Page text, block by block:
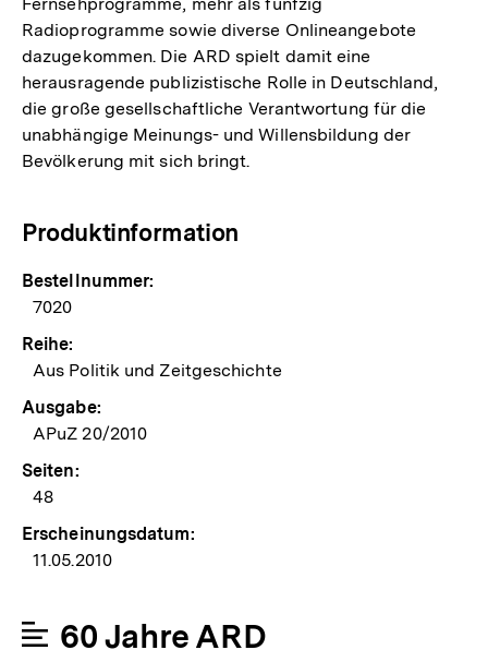
Fernsehprogramme, mehr als fünfzig
Radioprogramme sowie diverse Onlineangebote
dazugekommen. Die ARD spielt damit eine
herausragende publizistische Rolle in Deutschland,
die große gesellschaftliche Verantwortung für die
unabhängige Meinungs- und Willensbildung der
Bevölkerung mit sich bringt.
Produktinformation
Bestellnummer:
7020
Reihe:
Aus Politik und Zeitgeschichte
Ausgabe:
APuZ 20/2010
Seiten:
48
Erscheinungsdatum:
11.05.2010
60 Jahre ARD